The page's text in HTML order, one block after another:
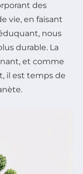
des
vie, en faisant
nous
durable. La
et comme
il est temps de